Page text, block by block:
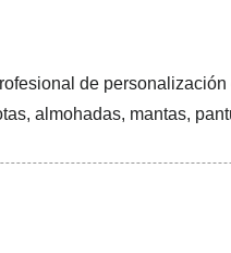
de
almohadas, mantas,